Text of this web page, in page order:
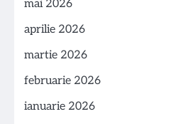
mai 2026
aprilie 2026
martie 2026
februarie 2026
ianuarie 2026